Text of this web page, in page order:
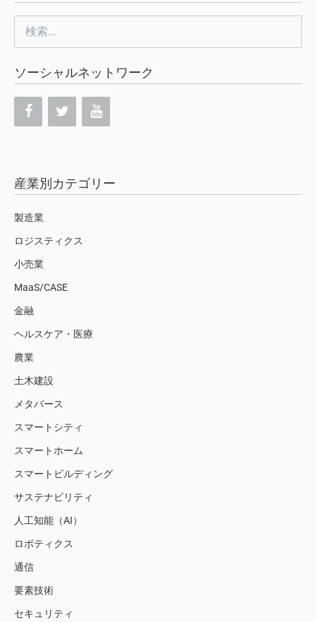
索:
ソーシャルネットワーク
産業別カテゴリー
製造業
ロジスティクス
小売業
MaaS/CASE
金融
ヘルスケア・医療
農業
土木建設
メタバース
スマートシティ
スマートホーム
スマートビルディング
サステナビリティ
人工知能（AI）
ロボティクス
通信
要素技術
セキュリティ